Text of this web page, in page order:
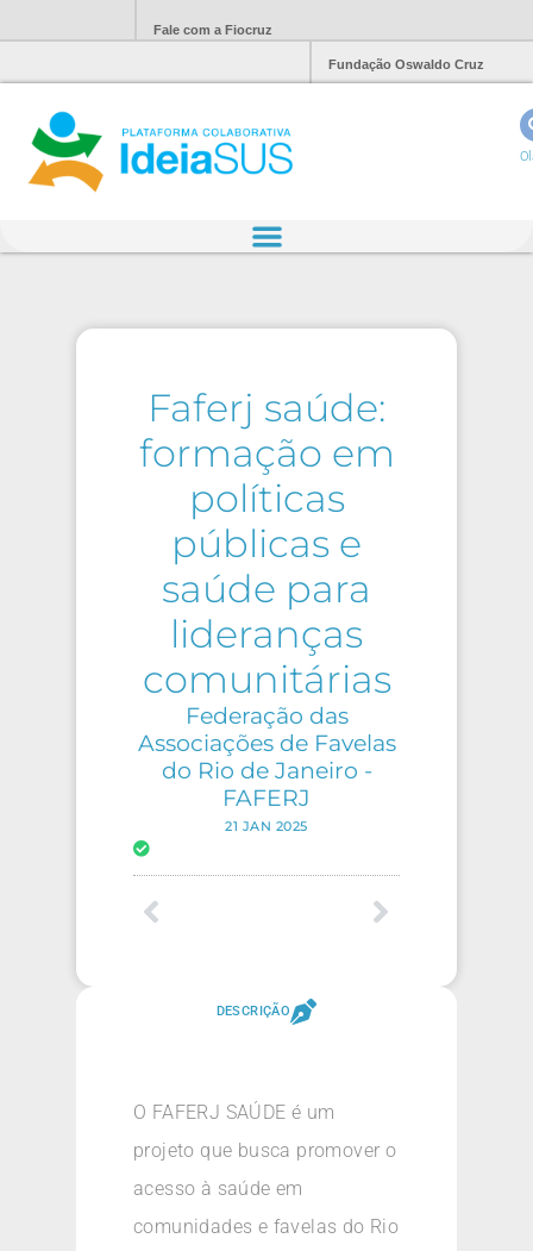
Fale com a Fiocruz
Fundação Oswaldo Cruz
Faferj saúde:
formação em
políticas
públicas e
saúde para
lideranças
comunitárias
Federação das
Associações de Favelas
do Rio de Janeiro -
FAFERJ
21 JAN 2025
DESCRIÇÃO
O FAFERJ SAÚDE é um
projeto que busca promover o
acesso à saúde em
comunidades e favelas do Rio